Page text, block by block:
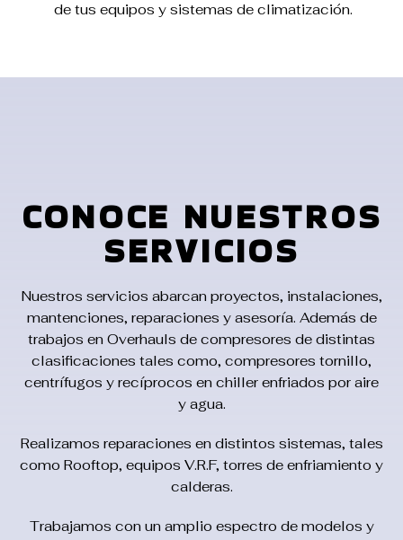
de tus equipos y sistemas de climatización.
CONOCE NUESTROS
SERVICIOS
Nuestros servicios abarcan proyectos, instalaciones,
mantenciones, reparaciones y asesoría. Además de
trabajos en Overhauls de compresores de distintas
clasificaciones tales como, compresores tornillo,
centrífugos y recíprocos en chiller enfriados por aire
y agua.
Realizamos reparaciones en distintos sistemas, tales
como Rooftop, equipos V.R.F, torres de enfriamiento y
calderas.
Trabajamos con un amplio espectro de modelos y